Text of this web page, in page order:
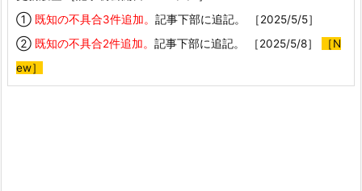
① 既知の不具合3件追加。 記事下部に追記。 ［2025/5/5］
② 既知の不具合2件追加。 記事下部に追記。 ［2025/5/8］
［N
ew］